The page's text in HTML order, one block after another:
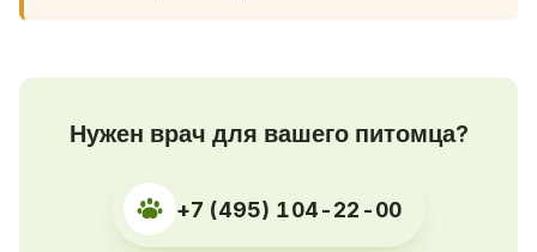
Нужен врач для вашего питомца?
+7 (495) 104-22-00